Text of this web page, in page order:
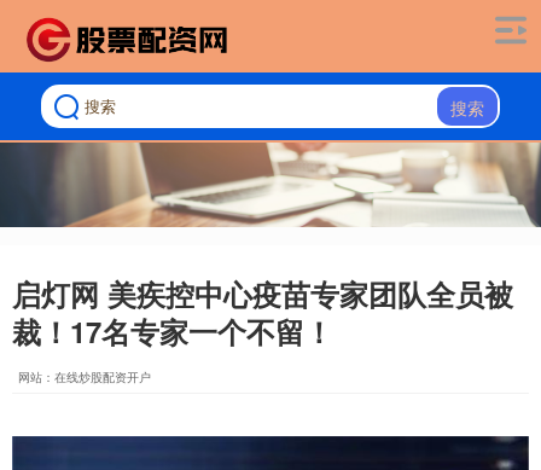
搜索
启灯网 美疾控中心疫苗专家团队全员被
裁！17名专家一个不留！
网站：在线炒股配资开户